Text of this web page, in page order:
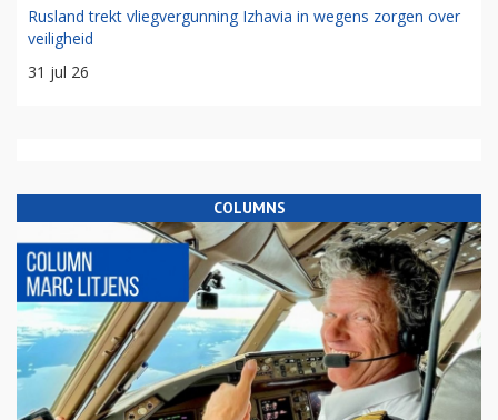
Rusland trekt vliegvergunning Izhavia in wegens zorgen over
veiligheid
31 jul 26
COLUMNS